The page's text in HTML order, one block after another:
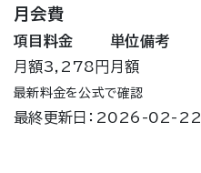
月会費
項目 料金 単位備考
月額3,278円 月額
最新料金を公式で確認
最終更新日：2026-02-22